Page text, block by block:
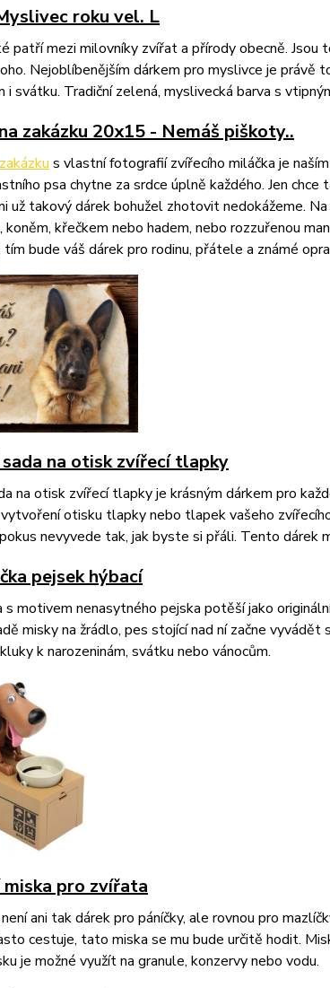
roku vel. L
patří mezi milovníky zvířat a přírody obecně.
Nejoblíbenějším dárkem pro myslivce je
i svátku. Tradiční zelená, myslivecká barva s
zakázku 20x15 - Nemáš piškoty..
s vlastní fotografií zvířecího miláčka je
psa chytne za srdce úplně každého. Jen
už takový dárek bohužel zhotovit nedokážeme.
koněm, křečkem nebo hadem, nebo rozzuřenou
bude váš dárek pro rodinu, přátele a známé
na otisk zvířecí tlapky
na otisk zvířecí tlapky je krásným dárkem pro
otisku tlapky nebo tlapek vašeho
nevyvede tak, jak byste si přáli. Tento dárek
pejsek hýbací
s motivem nenasytného pejska potěší jako
misky na žrádlo, pes stojící nad ní začne
k narozeninám, svátku nebo vánocům.
miska pro zvířata
ani tak dárek pro páníčky, ale rovnou pro
cestuje, tato miska se mu bude určitě hodit.
je možné využít na granule, konzervy nebo vodu.